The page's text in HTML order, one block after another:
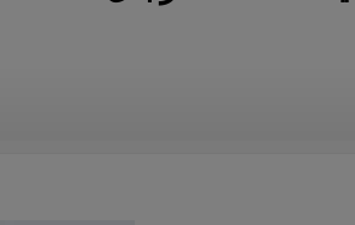
لنا شعارك للحصول على عرض أسعار سريع.